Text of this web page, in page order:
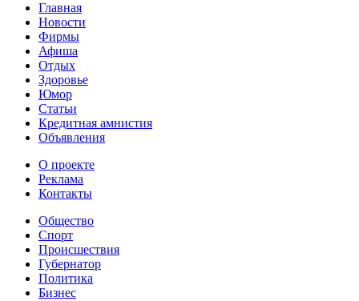
Главная
Новости
Фирмы
Афиша
Отдых
Здоровье
Юмор
Статьи
Кредитная амнистия
Объявления
О проекте
Реклама
Контакты
Общество
Спорт
Происшествия
Губернатор
Политика
Бизнес